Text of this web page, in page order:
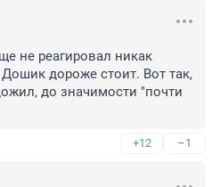
не реагировал никак
дороже стоит. Вот так,
до значимости "почти
+12 –1